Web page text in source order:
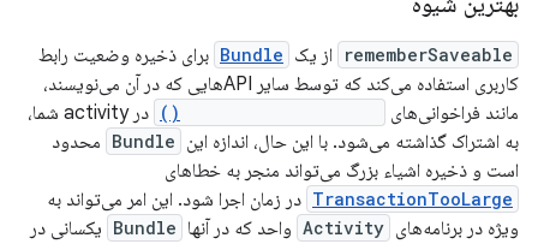
rememberSaveable از یک Bundle برای ذخیره وضعیت رابط
کاربری استفاده می‌کند که توسط سایر APIهایی که در آن می‌نویسند،
مانند فراخوانی‌های
در activity شما،
به اشتراک گذاشته می‌شود. با این حال، اندازه این Bundle محدود
است و ذخیره اشیاء بزرگ می‌تواند منجر به خطاهای
TransactionTooLarge در زمان اجرا شود. این امر می‌تواند به
ویژه در برنامه‌های Activity واحد که در آنها Bundle یکسانی در